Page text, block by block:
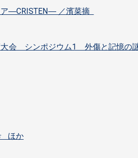
ア―CRISTEN― ／濱菜摘
大会 シンポジウム1 外傷と記憶の
ほか